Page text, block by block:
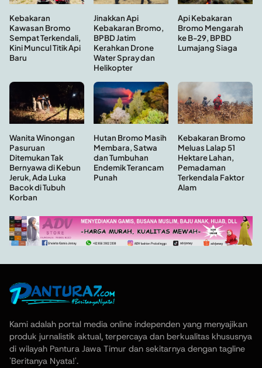
Kebakaran
Kawasan Bromo
Sempat Terkendali,
Kini Muncul Titik Api
Baru
Jinakkan Api
Kebakaran Bromo,
BPBD Jatim
Kerahkan Drone
Water Spray dan
Helikopter
Api Kebakaran
Bromo Mengarah
ke B-29, BPBD
Lumajang Siaga
Wanita Winongan
Pasuruan
Ditemukan Tak
Bernyawa di Kebun
Jeruk, Ada Luka
Bacok di Tubuh
Korban
Hutan Bromo Masih
Membara, Satwa
dan Tumbuhan
Endemik Terancam
Punah
Kebakaran Bromo
Meluas Lalap 51
Hektare Lahan,
Pemadaman
Terkendala Faktor
Alam
Kami adalah portal media online independen yang menyajikan
produk jurnalistik aktual, terpercaya dan berkualitas khususnya
di wilayah Pantura Jawa Timur dan sekitarnya dengan tagline
'Beritanya Nyata!'.